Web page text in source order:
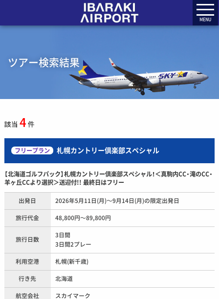
MENU
ツアー検索結果
該当 4 件
フリープラン 札幌カントリー倶楽部スペシャル
【北海道ゴルフパック】札幌カントリー倶楽部スペシャル！＜真駒内CC・滝のCC・
羊ヶ丘CCより選択＞送迎付!! 最終日はフリー
出発日 2026年5月11日(月)～9月14日(月)の限定出発日
旅行代金 48,800円～89,800円
旅行日数
3日間
3日間2プレー
利用空港 札幌(新千歳)
行き先 北海道
航空会社 スカイマーク